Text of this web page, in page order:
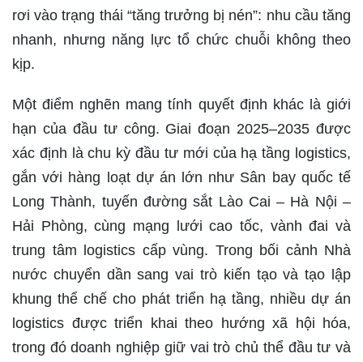
rơi vào trạng thái “tăng trưởng bị nén”: nhu cầu tăng
nhanh, nhưng năng lực tổ chức chuỗi không theo
kịp.
Một điểm nghẽn mang tính quyết định khác là giới
hạn của đầu tư công. Giai đoạn 2025–2035 được
xác định là chu kỳ đầu tư mới của hạ tầng logistics,
gắn với hàng loạt dự án lớn như Sân bay quốc tế
Long Thành, tuyến đường sắt Lào Cai – Hà Nội –
Hải Phòng, cùng mạng lưới cao tốc, vành đai và
trung tâm logistics cấp vùng. Trong bối cảnh Nhà
nước chuyển dần sang vai trò kiến tạo và tạo lập
khung thể chế cho phát triển hạ tầng, nhiều dự án
logistics được triển khai theo hướng xã hội hóa,
trong đó doanh nghiệp giữ vai trò chủ thể đầu tư và